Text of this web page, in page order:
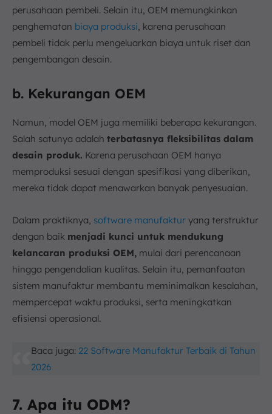
perusahaan pembeli. Selain itu, OEM memungkinkan
penghematan biaya produksi , karena perusahaan
pembeli tidak perlu mengeluarkan biaya untuk riset dan
pengembangan desain.
b. Kekurangan OEM
Namun, model OEM juga memiliki beberapa kekurangan.
Salah satunya adalah terbatasnya fleksibilitas dalam
desain produk. Karena perusahaan OEM hanya
memproduksi sesuai dengan spesifikasi yang diberikan,
mereka tidak dapat menawarkan banyak penyesuaian.
Dalam praktiknya, software manufaktur yang terstruktur
dengan baik menjadi kunci untuk mendukung
kelancaran produksi OEM, mulai dari perencanaan
hingga pengendalian kualitas. Selain itu, pemanfaatan
sistem manufaktur membantu meminimalkan kesalahan,
mempercepat waktu produksi, serta meningkatkan
efisiensi operasional.
Baca juga: 22 Software Manufaktur Terbaik di Tahun
2026
7. Apa itu ODM?